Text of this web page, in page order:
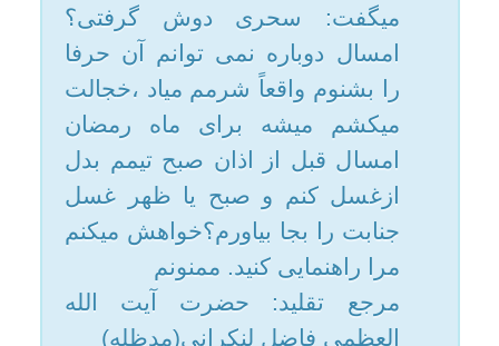
جواب دخترم؛ هرچند آنها با
حرفهای خود شما را آزار میدهند
ولی حکم خدا و وظیفه شرعی
بخاطر ملامت و آزار دیگران تعطیل
نمیشود و یا تغییر نمیکند و با این
وجود باز هم باید بخاطر خدا به آنچه
وظیفه شرعی دارید عمل کنید.
یاحقّ.